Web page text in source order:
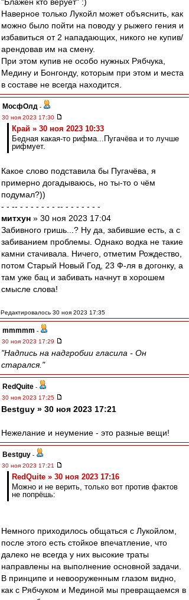
Наверное только Лукойл может объяснить, как
можно было пойти на поводу у рыжего гения и
избавиться от 2 нападающих, никого не купив/
арендовав им на смену.
При этом купив не особо нужных Рябчука,
Медину и Бонгонду, которым при этом и места
в составе не всегда находится.
МосфОлд -
30 ноя 2023 17:30
Край » 30 ноя 2023 10:33
Бедная какая-то рифма...Пугачёва и то лучше
рифмует.
Какое слово подставила бы Пугачёва, я
примерно догадываюсь, но ты-то о чём
подумал?))
- - -- - - - - - - - -- - - - - - - -
митхун » 30 ноя 2023 17:04
Забивного гришь...? Ну да, забившие есть, а с
забиванием проблемы. Однако водка не такие
камни стачивала. Ничего, отметим Рождество,
потом Старый Новый Год, 23 Ф-ля в догонку, а
там уже бац и забивать начнут в хорошем
смысле слова!
Редактировалось 30 ноя 2023 17:35
mmmmm -
30 ноя 2023 17:29
"Надпись на надгробии гласила - Он
старался."
RedQuite -
30 ноя 2023 17:25
Bestguy » 30 ноя 2023 17:21
Нежелание и неумение - это разные вещи!
Bestguy -
30 ноя 2023 17:21
RedQuite » 30 ноя 2023 17:16
Можно и не верить, только вот против фактов
не попрёшь:
Немного приходилось общаться с Лукойлом,
после этого есть стойкое впечатление, что
далеко не всегда у них высокие траты
направлены на выполнение основной задачи.
В принципе и невооруженным глазом видно,
как с Рябчуком и Мединой мы превращаемся в